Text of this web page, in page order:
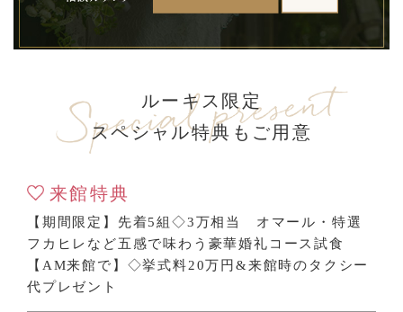
ルーキス限定
スペシャル特典もご用意
来館特典
【期間限定】先着5組◇3万相当 オマール・特選
フカヒレなど五感で味わう豪華婚礼コース試食
【AM来館で】◇挙式料20万円&来館時のタクシー
代プレゼント